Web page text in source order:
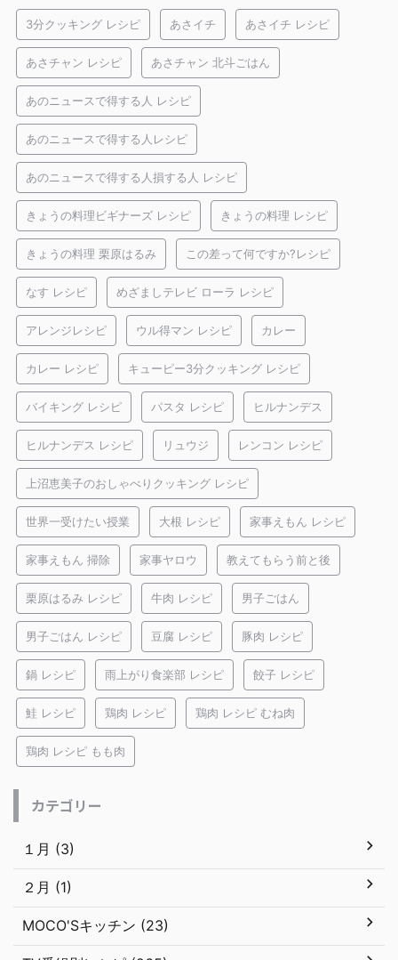
3分クッキング レシピ あさイチ あさイチ レシピ
あさチャン レシピ あさチャン 北斗ごはん
あのニュースで得する人 レシピ
あのニュースで得する人レシピ
あのニュースで得する人損する人 レシピ
きょうの料理ビギナーズ レシピ きょうの料理 レシピ
きょうの料理 栗原はるみ この差って何ですか?レシピ
なす レシピ めざましテレビ ローラ レシピ
アレンジレシピ ウル得マン レシピ カレー
カレー レシピ キューピー3分クッキング レシピ
バイキング レシピ パスタ レシピ ヒルナンデス
ヒルナンデス レシピ リュウジ レンコン レシピ
上沼恵美子のおしゃべりクッキング レシピ
世界一受けたい授業 大根 レシピ 家事えもん レシピ
家事えもん 掃除 家事ヤロウ 教えてもらう前と後
栗原はるみ レシピ 牛肉 レシピ 男子ごはん
男子ごはん レシピ 豆腐 レシピ 豚肉 レシピ
鍋 レシピ 雨上がり食楽部 レシピ 餃子 レシピ
鮭 レシピ 鶏肉 レシピ 鶏肉 レシピ むね肉
鶏肉 レシピ もも肉
カテゴリー
１月 (3)
２月 (1)
MOCO'Sキッチン (23)